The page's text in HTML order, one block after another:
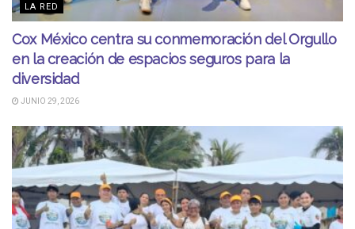
LA RED
Cox México centra su conmemoración del Orgullo
en la creación de espacios seguros para la
diversidad
JUNIO 29, 2026